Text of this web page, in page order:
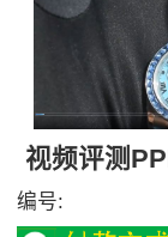
视频评测
编号: